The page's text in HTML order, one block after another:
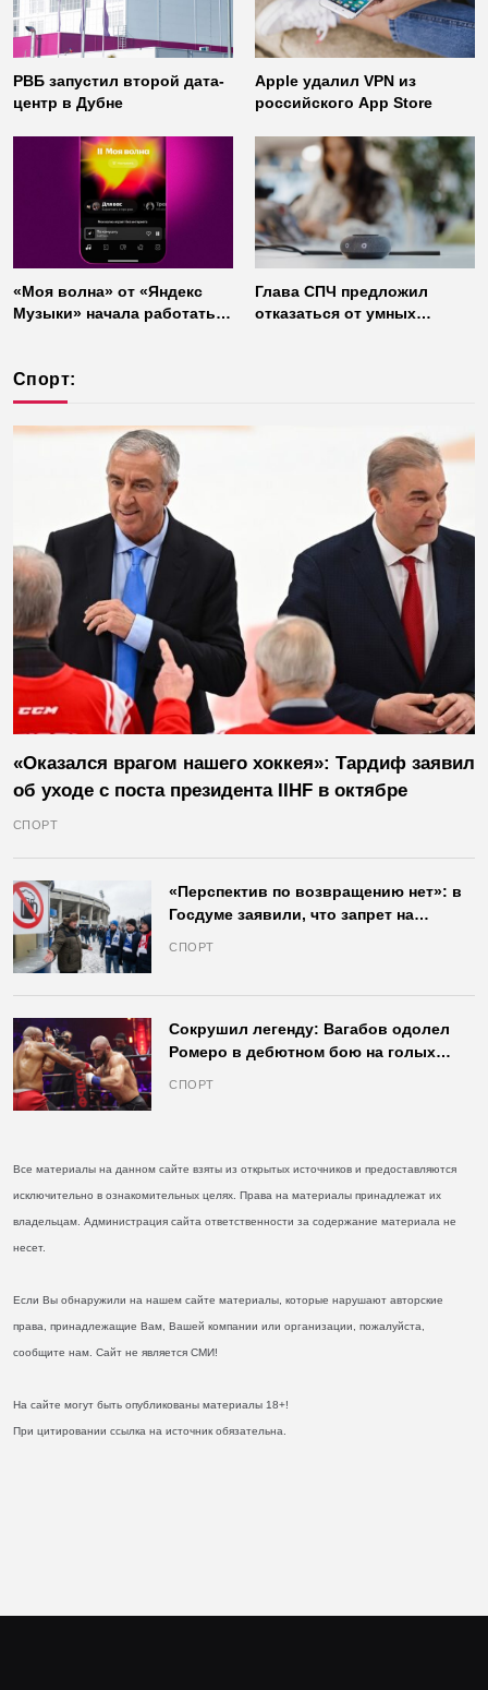
РВБ запустил второй дата-
центр в Дубне
Apple удалил VPN из
российского App Store
«Моя волна» от «Яндекс
Музыки» начала работать
Глава СПЧ предложил
отказаться от умных
Спорт:
«Оказался врагом нашего хоккея»: Тардиф заявил
об уходе с поста президента IIHF в октябре
СПОРТ
«Перспектив по возвращению нет»: в
Госдуме заявили, что запрет на
СПОРТ
Сокрушил легенду: Вагабов одолел
Ромеро в дебютном бою на голых
СПОРТ
Все материалы на данном сайте взяты из открытых источников и предоставляются
исключительно в ознакомительных целях. Права на материалы принадлежат их
владельцам. Администрация сайта ответственности за содержание материала не
несет.
Если Вы обнаружили на нашем сайте материалы, которые нарушают авторские
права, принадлежащие Вам, Вашей компании или организации, пожалуйста,
сообщите нам. Сайт не является СМИ!
На сайте могут быть опубликованы материалы 18+!
При цитировании ссылка на источник обязательна.